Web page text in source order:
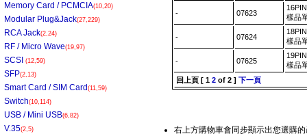
Memory Card / PCMCIA(10,20)
Modular Plug&Jack(27,229)
RCA Jack(2,24)
RF / Micro Wave(19,97)
SCSI (12,59)
SFP(2,13)
Smart Card / SIM Card (11,59)
Switch(10,114)
USB / Mini USB(6,82)
V.35(2,5)
- 07623
樣品
- 07624
樣品
- 07625
樣品
回上頁 [ 1 2 of 2 ] 下一頁
右上方購物車會同步顯示出您選購